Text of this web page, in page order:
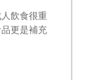
飲食很重
更是補充